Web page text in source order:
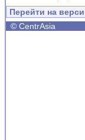
Перейти на
© CentrAsia